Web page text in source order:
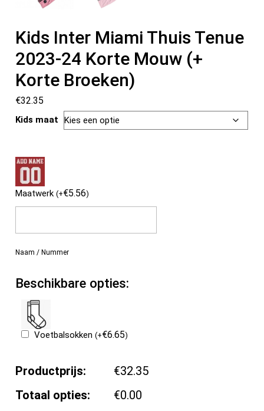
Kids Inter Miami Thuis Tenue
2023-24 Korte Mouw (+
Korte Broeken)
€32.35
Kids maat
Maatwerk(+€5.56)
Naam / Nummer
Beschikbare opties:
Voetbalsokken(+€6.65)
Productprijs:
€32.35
Totaal opties:
€0.00